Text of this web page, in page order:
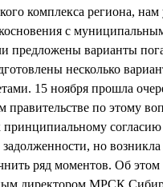
комплекса региона, нам
с
предложены варианты
несколько
15 ноября прошла
правительстве по этому
согласию
но возникла
ряд моментов. Об
директором МРСК